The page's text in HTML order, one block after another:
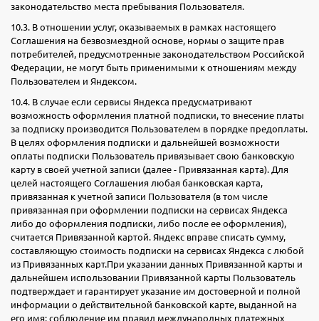
законодательство места пребывания Пользователя.
10.3. В отношении услуг, оказываемых в рамках настоящего
Соглашения на безвозмездной основе, нормы о защите прав
потребителей, предусмотренные законодательством Российской
Федерации, не могут быть применимыми к отношениям между
Пользователем и Яндексом.
10.4. В случае если сервисы Яндекса предусматривают
возможность оформления платной подписки, то внесение платы
за подписку производится Пользователем в порядке предоплаты.
В целях оформления подписки и дальнейшей возможности
оплаты подписки Пользователь привязывает свою банковскую
карту в своей учетной записи (далее - Привязанная карта). Для
целей настоящего Соглашения любая банковская карта,
привязанная к учетной записи Пользователя (в том числе
привязанная при оформлении подписки на сервисах Яндекса
либо до оформления подписки, либо после ее оформления),
считается Привязанной картой. Яндекс вправе списать сумму,
составляющую стоимость подписки на сервисах Яндекса с любой
из Привязанных карт.При указании данных Привязанной карты и
дальнейшем использовании Привязанной карты Пользователь
подтверждает и гарантирует указание им достоверной и полной
информации о действительной банковской карте, выданной на
его имя; соблюдение им правил международных платежных